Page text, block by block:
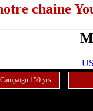
Campaign 150 yrs
chaine